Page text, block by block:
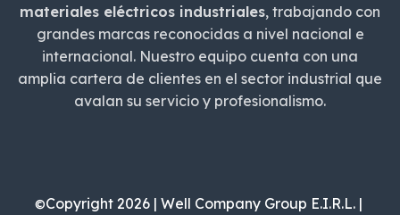
materiales eléctricos industriales, trabajando con
grandes marcas reconocidas a nivel nacional e
internacional. Nuestro equipo cuenta con una
amplia cartera de clientes en el sector industrial que
avalan su servicio y profesionalismo.
©Copyright 2026 | Well Company Group E.I.R.L. |